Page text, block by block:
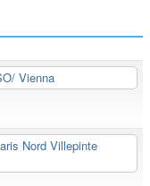
Vienna
Nord Villepinte